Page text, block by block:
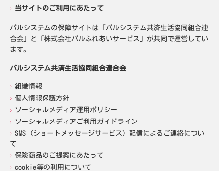
当サイトのご利用にあたって
パルシステムの保障サイトは「パルシステム共済生活協同組合連
合会」と「株式会社パルふれあいサービス」が共同で運営してい
ます。
パルシステム共済生活協同組合連合会
組織情報
個人情報保護方針
ソーシャルメディア運用ポリシー
ソーシャルメディアご利用ガイドライン
SMS（ショートメッセージサービス）配信によるご連絡につい
て
保険商品のご提案にあたって
cookie等の利用について